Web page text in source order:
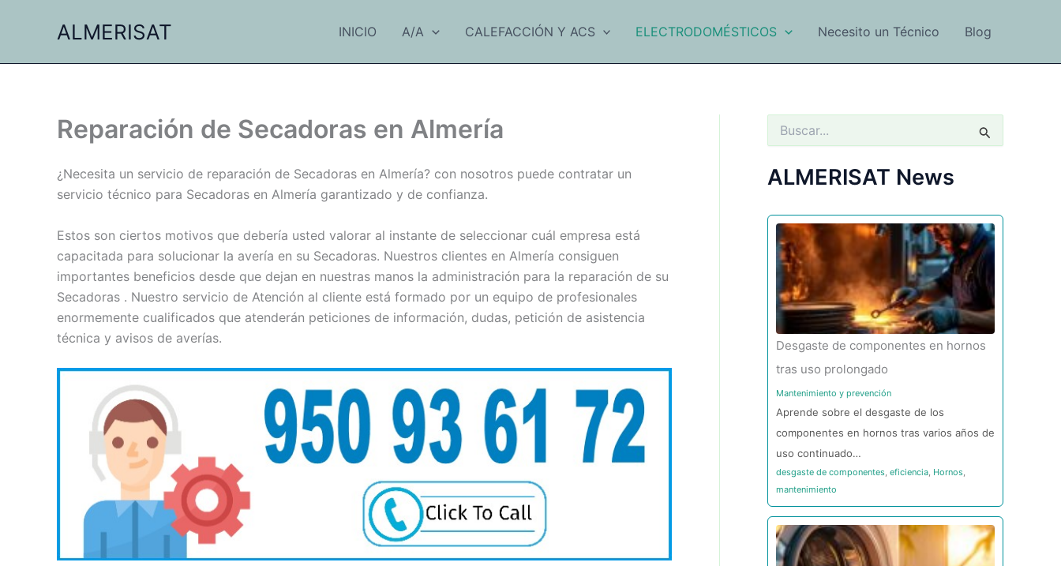
ALMERISAT INICIO A/A CALEFACCIÓN Y ACS ELECTRODOMÉSTICOS Necesito un Técnico Blog
Reparación de Secadoras en Almería
¿Necesita un servicio de reparación de Secadoras en Almería? con nosotros puede contratar un
servicio técnico para Secadoras en Almería garantizado y de confianza.
Estos son ciertos motivos que debería usted valorar al instante de seleccionar cuál empresa está
capacitada para solucionar la avería en su Secadoras. Nuestros clientes en Almería consiguen
importantes beneficios desde que dejan en nuestras manos la administración para la reparación de su
Secadoras . Nuestro servicio de Atención al cliente está formado por un equipo de profesionales
enormemente cualificados que atenderán peticiones de información, dudas, petición de asistencia
técnica y avisos de averías.
c
a
p
ALMERISAT News
Desgaste de componentes en hornos
tras uso prolongado
Mantenimiento y prevención
Aprende sobre el desgaste de los
componentes en hornos tras varios años de
uso continuado…
desgaste de componentes, eficiencia, Hornos,
mantenimiento